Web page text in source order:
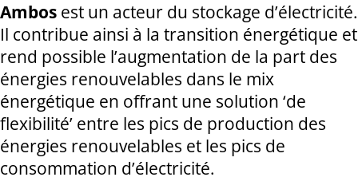
Ambos est un acteur du stockage d’électricité.
Il contribue ainsi à la transition énergétique et
rend possible l’augmentation de la part des
énergies renouvelables dans le mix
énergétique en offrant une solution ‘de
flexibilité’ entre les pics de production des
énergies renouvelables et les pics de
consommation d’électricité.